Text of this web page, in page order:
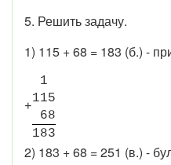
5. Решить задачу.
1) 115 + 68 = 183 (б.) -
1
+
115
68
183
2) 183 + 68 = 251 (в.) -